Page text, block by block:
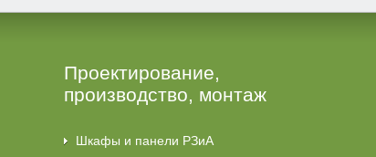
Проектирование,
производство, монтаж
Шкафы и панели РЗиА